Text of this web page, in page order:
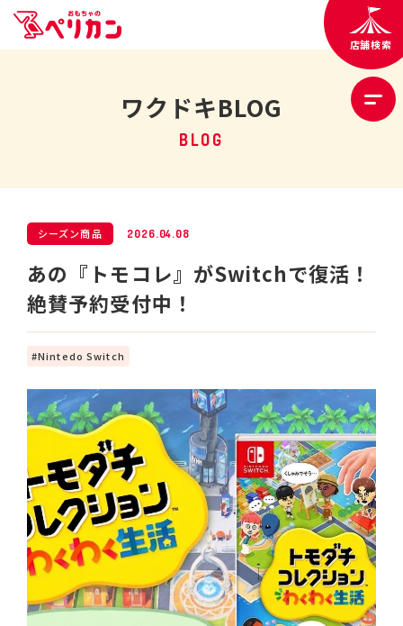
店舗検索
ワクドキBLOG
BLOG
シーズン商品 2026.04.08
あの『トモコレ』がSwitchで復活！
絶賛予約受付中！
Nintedo Switch